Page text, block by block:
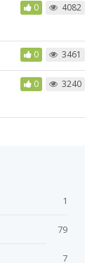
0 4082
0 3461
0 3240
1
79
7